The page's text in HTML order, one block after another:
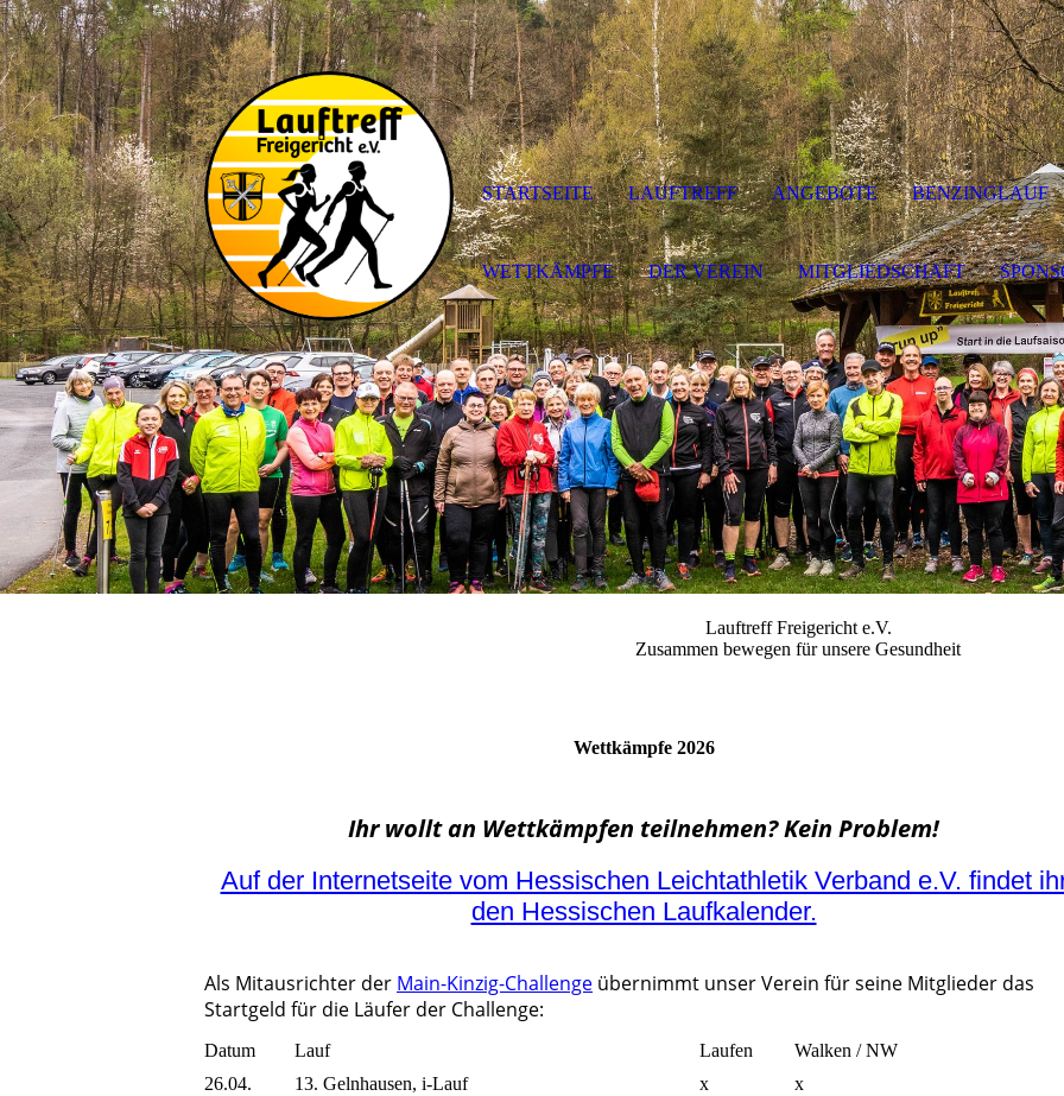
Lauftreff Freigericht e.V.
Zusammen bewegen für unsere Gesundheit
Wettkämpfe 2026
Ihr wollt an Wettkämpfen teilnehmen? Kein Problem!
Auf der Internetseite vom Hessischen Leichtathletik Verband e.V. findet
den Hessischen Laufkalender.
Als Mitausrichter der Main-Kinzig-Challenge übernimmt unser Verein für seine Mitglieder das
Startgeld für die Läufer der Challenge:
Datum Lauf Laufen
Walken / NW
26.04.
13. Gelnhausen, i-Lauf x
x
STARTSEITE LAUFTREFF ANGEBOTE BENZINGLAUF
WETTKÄMPFE DER VEREIN MITGLIEDSCHAFT